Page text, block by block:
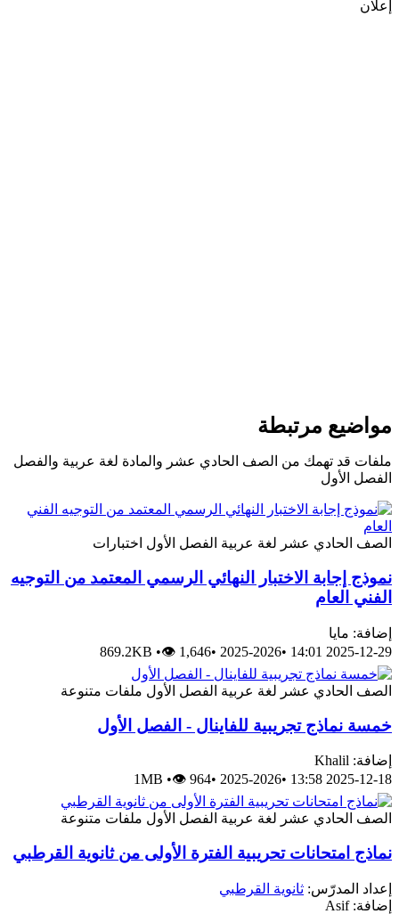
إعلان
مواضيع مرتبطة
ملفات قد تهمك من الصف الحادي عشر والمادة لغة عربية والفصل
الفصل الأول
الصف الحادي عشر لغة عربية الفصل الأول اختبارات
نموذج إجابة الاختبار النهائي الرسمي المعتمد من التوجيه
الفني العام
إضافة: مايا
2025-12-29 14:01
•
2025-2026
•
869.2KB •👁 1,646
الصف الحادي عشر لغة عربية الفصل الأول ملفات متنوعة
خمسة نماذج تجريبية للفاينال - الفصل الأول
إضافة: Khalil
2025-12-18 13:58
•
2025-2026
•
1MB •👁 964
الصف الحادي عشر لغة عربية الفصل الأول ملفات متنوعة
نماذج امتحانات تحريبية الفترة الأولى من ثانوية القرطبي
إعداد المدرّس: ثانوية القرطبي
إضافة: Asif